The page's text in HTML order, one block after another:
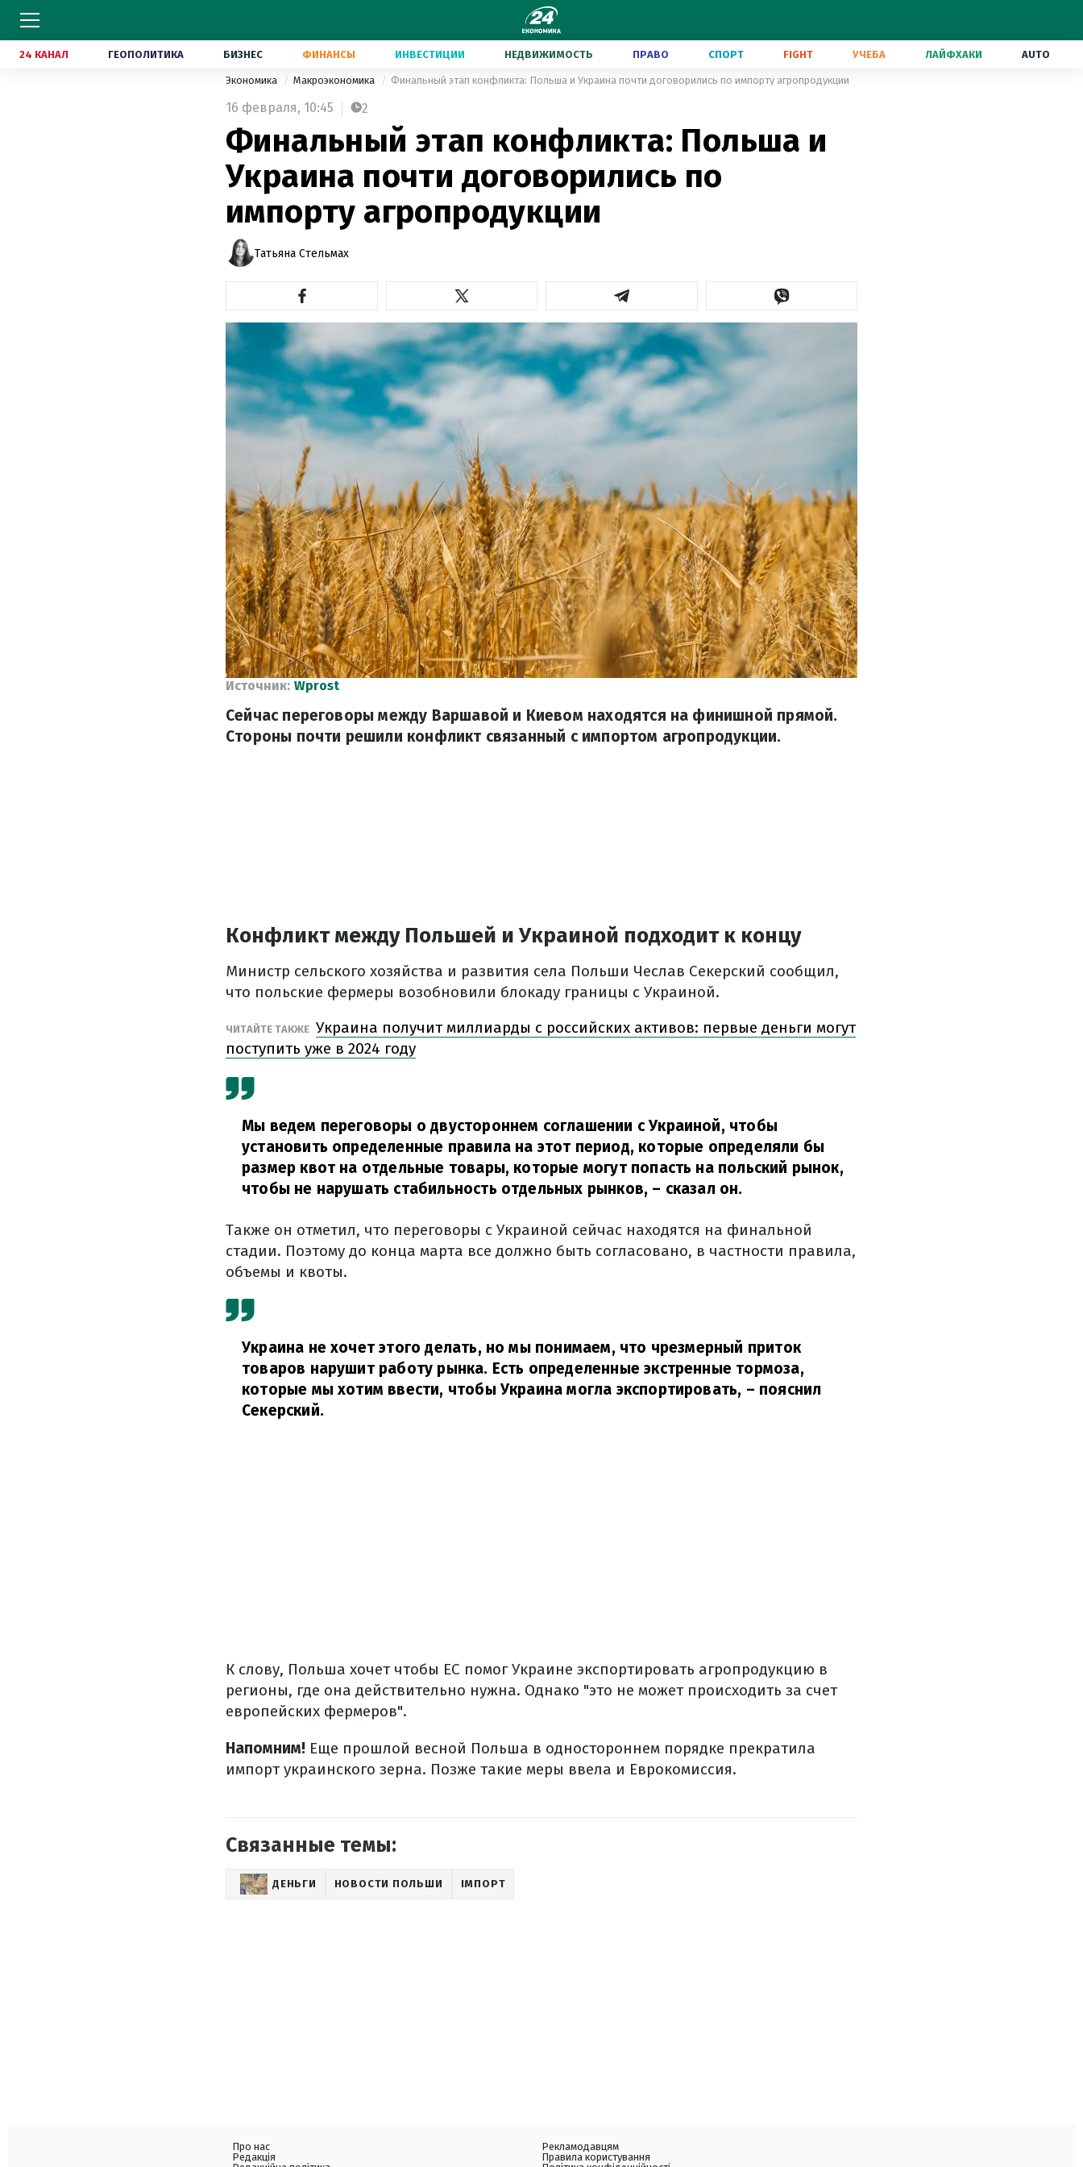
24 КАНАЛ ГЕОПОЛИТИКА БИЗНЕС ФИНАНСЫ ИНВЕСТИЦИИ НЕДВИЖИМОСТЬ ПРАВО СПОРТ FIGHT УЧЕБА ЛАЙФХАКИ AUTO
Экономика Макроэкономика Финальный этап конфликта: Польша и Украина почти договорились по импорту агропродукции
16 февраля, 10:45 2
Финальный этап конфликта: Польша и
Украина почти договорились по
импорту агропродукции
Татьяна Стельмах
Источник: Wprost
Сейчас переговоры между Варшавой и Киевом находятся на финишной прямой.
Стороны почти решили конфликт связанный с импортом агропродукции.
Конфликт между Польшей и Украиной подходит к концу
Министр сельского хозяйства и развития села Польши Чеслав Секерский сообщил,
что польские фермеры возобновили блокаду границы с Украиной.
ЧИТАЙТЕ ТАКЖЕ Украина получит миллиарды с российских активов: первые деньги могут
поступить уже в 2024 году
Мы ведем переговоры о двустороннем соглашении с Украиной, чтобы
установить определенные правила на этот период, которые определяли бы
размер квот на отдельные товары, которые могут попасть на польский рынок,
чтобы не нарушать стабильность отдельных рынков, – сказал он.
Также он отметил, что переговоры с Украиной сейчас находятся на финальной
стадии. Поэтому до конца марта все должно быть согласовано, в частности правила,
объемы и квоты.
Украина не хочет этого делать, но мы понимаем, что чрезмерный приток
товаров нарушит работу рынка. Есть определенные экстренные тормоза,
которые мы хотим ввести, чтобы Украина могла экспортировать, – пояснил
Секерский.
К слову, Польша хочет чтобы ЕС помог Украине экспортировать агропродукцию в
регионы, где она действительно нужна. Однако "это не может происходить за счет
европейских фермеров".
Напомним! Еще прошлой весной Польша в одностороннем порядке прекратила
импорт украинского зерна. Позже такие меры ввела и Еврокомиссия.
Связанные темы:
ДЕНЬГИ НОВОСТИ ПОЛЬШИ ІМПОРТ
Про нас
Редакція
Рекламодавцям
Правила користування